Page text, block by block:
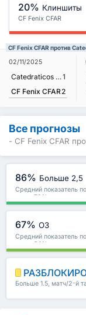
20% Клиншиты
CF Fenix CFAR
CF Fenix CFAR против
02/11/2025
Catedraticos Elite FC II1
CF Fenix CFAR2
Все прогнозы
- CF Fenix CFAR
86% Больше 2,5
Средний показатель по
лиге : 70%
67% ОЗ
Средний показатель по
лиге : 54%
Больше 1.5, матч/2-й